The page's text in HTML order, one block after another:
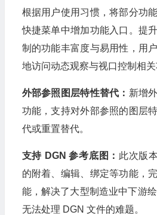
根据用户使用习惯，将部分功
快捷菜单中增加功能入口。提
制的功能丰富度与易用性，用
地访问动态观察与视口控制相关
外部参照图层特性替代： 新增
功能，支持对外部参照的图层
代或重置替代。
支持 DGN 参考底图： 此次版
的附着、编辑、绑定等功能，
能，解决了大型制造业中下游
无法处理 DGN 文件的难题。